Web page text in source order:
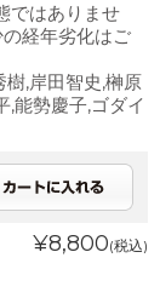
ではありませ
経年劣化はご
,岸田智史,榊原
,能勢慶子,ゴダイ
¥8,800(税込)